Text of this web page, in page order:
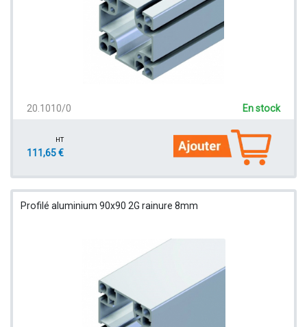
20.1010/0 En stock
HT
111,65 €
Profilé aluminium 90x90 2G rainure 8mm